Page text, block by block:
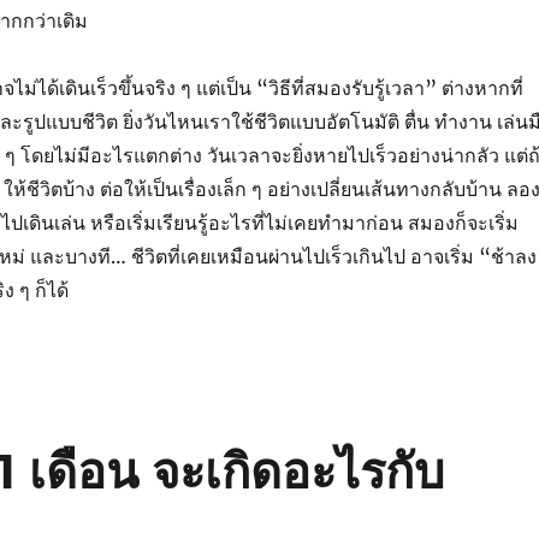
กกว่าเดิม
ไม่ได้เดินเร็วขึ้นจริง ๆ แต่เป็น “วิธีที่สมองรับรู้เวลา” ต่างหากที่
ะรูปแบบชีวิต ยิ่งวันไหนเราใช้ชีวิตแบบอัตโนมัติ ตื่น ทำงาน เล่น
โดยไม่มีอะไรแตกต่าง วันเวลาจะยิ่งหายไปเร็วอย่างน่ากลัว แต่
ห้ชีวิตบ้าง ต่อให้เป็นเรื่องเล็ก ๆ อย่างเปลี่ยนเส้นทางกลับบ้าน ลอง
เดินเล่น หรือเริ่มเรียนรู้อะไรที่ไม่เคยทำมาก่อน สมองก็จะเริ่ม
ม่ และบางที… ชีวิตที่เคยเหมือนผ่านไปเร็วเกินไป อาจเริ่ม “ช้าล
ๆ ก็ได้
เดือน จะเกิดอะไรกับ